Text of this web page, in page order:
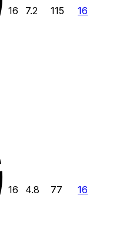
16 7.2 115 16
16 4.8 77 16